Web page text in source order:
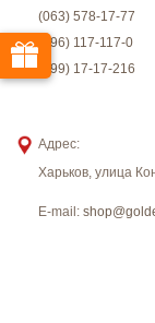
(063) 578-17-77
(096) 117-117-0
(099) 17-17-216
Адрес:
Харьков, улица
E-mail: